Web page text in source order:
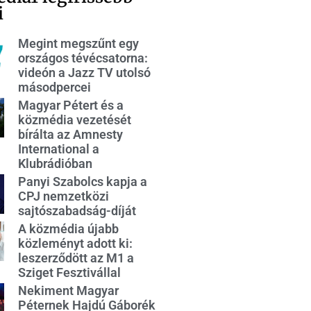
Megint megszűnt egy
országos tévécsatorna:
videón a Jazz TV utolsó
másodpercei
Magyar Pétert és a
közmédia vezetését
bírálta az Amnesty
International a
Klubrádióban
Panyi Szabolcs kapja a
CPJ nemzetközi
sajtószabadság-díját
A közmédia újabb
közleményt adott ki:
leszerződött az M1 a
Sziget Fesztivállal
Nekiment Magyar
Péternek Hajdú Gáborék